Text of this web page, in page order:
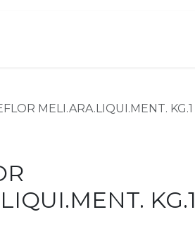
MELI.ARA.LIQUI.MENT. KG.1
KG.1